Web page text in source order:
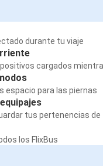
durante tu viaje
cargados
espacio para las piernas
tus pertenencias
los FlixBus